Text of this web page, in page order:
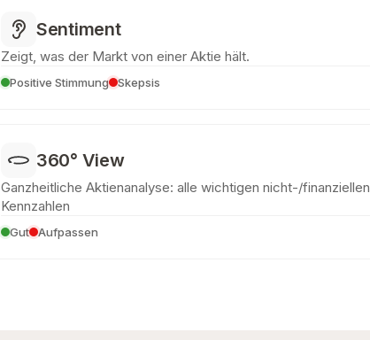
Sentiment
Zeigt, was der Markt von einer Aktie hält.
Positive Stimmung Skepsis
360° View
Ganzheitliche Aktienanalyse: alle wichtigen nicht-/finanziellen
Kennzahlen
Gut Aufpassen